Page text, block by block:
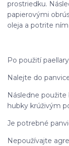
prostriedku.
papierovými
oleja a potrite
Po použití
Nalejte do
Následne
hubky krúživým
Je potrebné
Nepoužívajte